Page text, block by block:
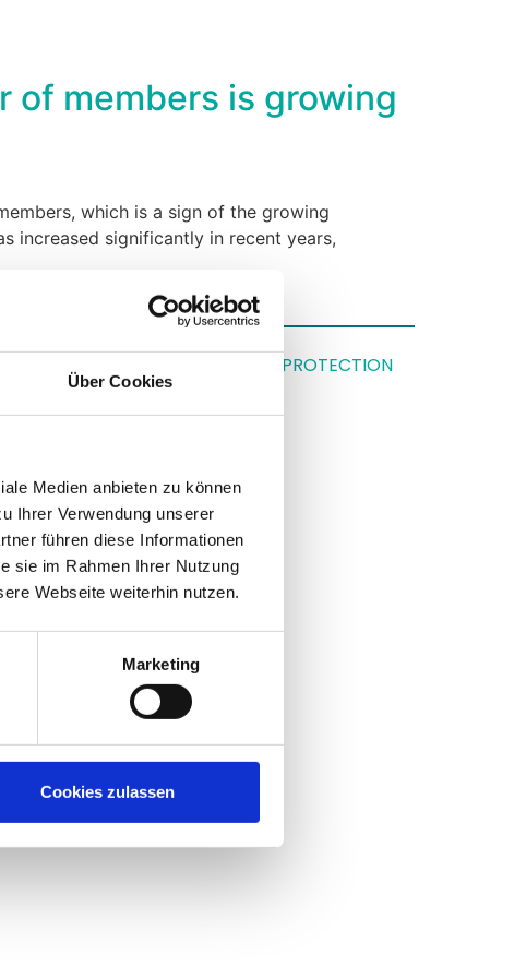
Über Cookies
Medien anbieten zu können
Ihrer Verwendung unserer
führen diese Informationen
sie im Rahmen Ihrer Nutzung
Webseite weiterhin nutzen.
Marketing
Cookies zulassen
of members is growing
which is a sign of the growing
increased significantly in recent years,
DATA PROTECTION